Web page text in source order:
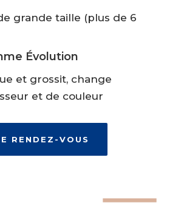
grande taille (plus de 6
Évolution
et grossit, change
et de couleur
RENDEZ-VOUS